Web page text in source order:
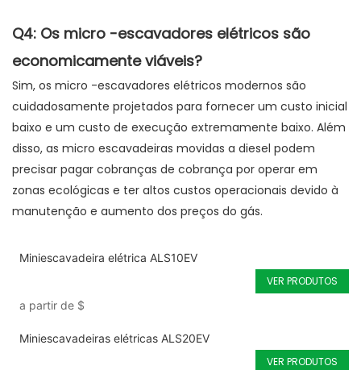
Q4: Os micro -escavadores elétricos são
economicamente viáveis?
Sim, os micro -escavadores elétricos modernos são
cuidadosamente projetados para fornecer um custo inicial
baixo e um custo de execução extremamente baixo. Além
disso, as micro escavadeiras movidas a diesel podem
precisar pagar cobranças de cobrança por operar em
zonas ecológicas e ter altos custos operacionais devido à
manutenção e aumento dos preços do gás.
Miniescavadeira elétrica ALS10EV
a partir de $
VER PRODUTOS
Miniescavadeiras elétricas ALS20EV
VER PRODUTOS